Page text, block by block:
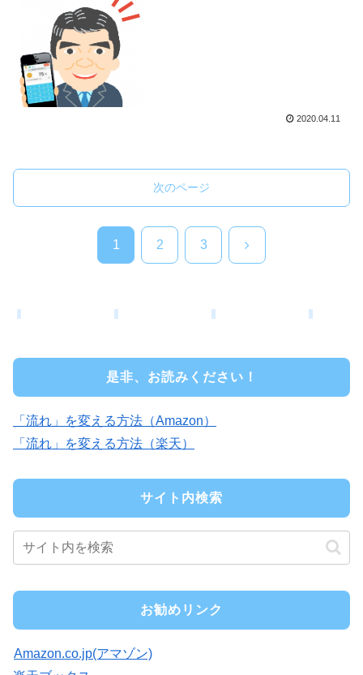
2020.04.11
次のページ
1 2 3 次
是非、お読みください！
「流れ」を変える方法（Amazon）
「流れ」を変える方法（楽天）
サイト内検索
お勧めリンク
Amazon.co.jp(アマゾン)